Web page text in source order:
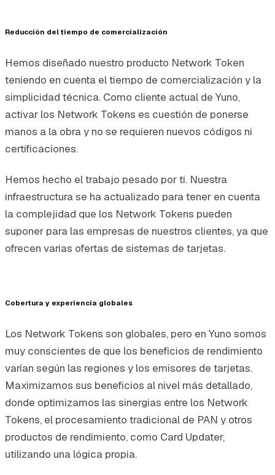
Reducción del tiempo de comercialización
Hemos diseñado nuestro producto Network Token
teniendo en cuenta el tiempo de comercialización y la
simplicidad técnica. Como cliente actual de Yuno,
activar los Network Tokens es cuestión de ponerse
manos a la obra y no se requieren nuevos códigos ni
certificaciones.
Hemos hecho el trabajo pesado por ti. Nuestra
infraestructura se ha actualizado para tener en cuenta
la complejidad que los Network Tokens pueden
suponer para las empresas de nuestros clientes, ya que
ofrecen varias ofertas de sistemas de tarjetas.
Cobertura y experiencia globales
Los Network Tokens son globales, pero en Yuno somos
muy conscientes de que los beneficios de rendimiento
varían según las regiones y los emisores de tarjetas.
Maximizamos sus beneficios al nivel más detallado,
donde optimizamos las sinergias entre los Network
Tokens, el procesamiento tradicional de PAN y otros
productos de rendimiento, como Card Updater,
utilizando una lógica propia.